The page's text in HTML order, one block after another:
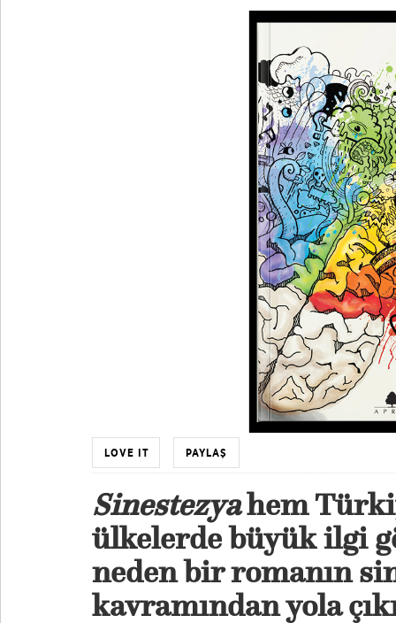
LOVE IT PAYLAŞ
Sinestezyahem
ülkelerde büyük ilgi
neden bir romanın
kavramından yola